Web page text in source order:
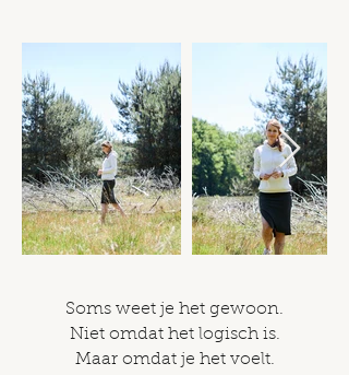
Soms weet je het gewoon.
Niet omdat het logisch is.
Maar omdat je het voelt.